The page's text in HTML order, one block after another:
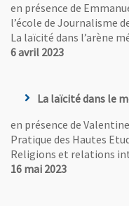
en présence de
l’école de Journalisme
La laïcité dans l’arène
6 avril 2023
La laïcité dans le
en présence de
Pratique des Hautes
Religions et relations
16 mai 2023